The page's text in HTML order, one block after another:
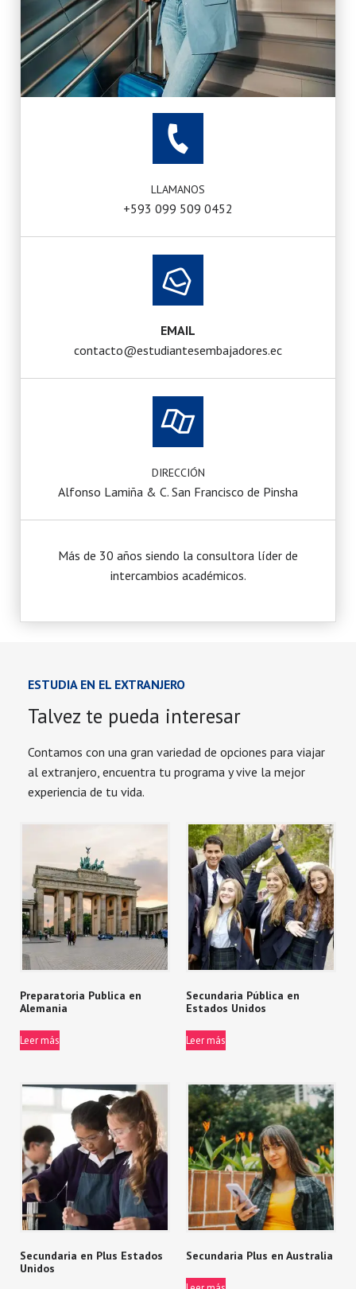
LLAMANOS
+593 099 509 0452
EMAIL
contacto@estudiantesembajadores.ec
DIRECCIÓN
Alfonso Lamiña & C. San Francisco de Pinsha
Más de 30 años siendo la consultora líder de
intercambios académicos.
ESTUDIA EN EL EXTRANJERO
Talvez te pueda interesar
Contamos con una gran variedad de opciones para viajar
al extranjero, encuentra tu programa y vive la mejor
experiencia de tu vida.
Preparatoria Publica en
Alemania
Leer más
Secundaria Pública en
Estados Unidos
Leer más
Secundaria en Plus Estados
Unidos
Secundaria Plus en Australia